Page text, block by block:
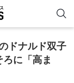
ドナルド双子
に「高ま